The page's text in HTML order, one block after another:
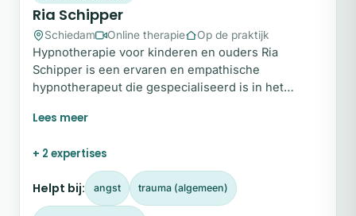
Ria Schipper
Schiedam Online therapie Op de praktijk
Hypnotherapie voor kinderen en ouders Ria
Schipper is een ervaren en empathische
hypnotherapeut die gespecialiseerd is in het
ondersteuning bij uiteenlopende uitdagingen, zoals
lichamelijke of mentale klachten waarvoor niet
direct een medische verklaring te vinden is.
+ 2 expertises
Helpt bij: angst trauma (algemeen)